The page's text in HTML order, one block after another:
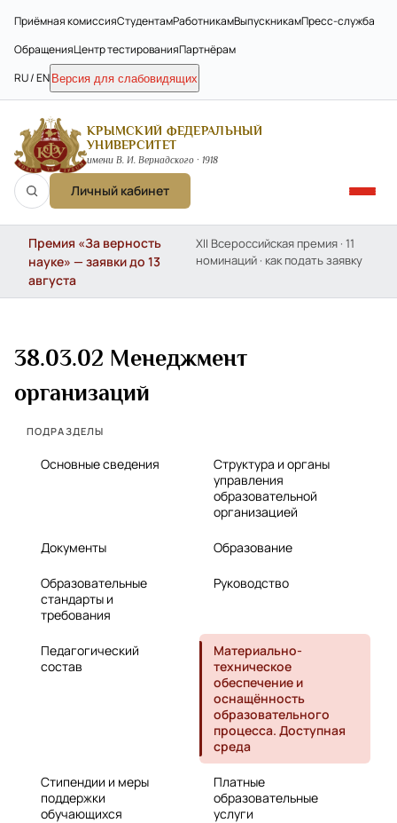
Приёмная комиссияСтудентамРаботникамВыпускникамПресс-служба
ОбращенияЦентр тестированияПартнёрам
RU / EN Версия для слабовидящих
КРЫМСКИЙ ФЕДЕРАЛЬНЫЙ
УНИВЕРСИТЕТ
имени В. И. Вернадского · 1918
Личный кабинет
Премия «За верность
науке» — заявки до 13
августа
XII Всероссийская премия · 11
номинаций · как подать заявку
38.03.02 Менеджмент
организаций
ПОДРАЗДЕЛЫ
Основные сведения
Структура и органы
управления
образовательной
организацией
Документы Образование
Образовательные
стандарты и
требования
Руководство
Педагогический
состав
Материально-
техническое
обеспечение и
оснащённость
образовательного
процесса. Доступная
среда
Стипендии и меры
поддержки
обучающихся
Платные
образовательные
услуги